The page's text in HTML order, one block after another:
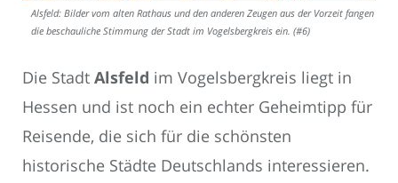
Alsfeld: Bilder vom alten Rathaus und den anderen Zeugen aus der Vorzeit fangen
die beschauliche Stimmung der Stadt im Vogelsbergkreis ein. (#6)
Die Stadt Alsfeld im Vogelsbergkreis liegt in
Hessen und ist noch ein echter Geheimtipp für
Reisende, die sich für die schönsten
historische Städte Deutschlands interessieren.